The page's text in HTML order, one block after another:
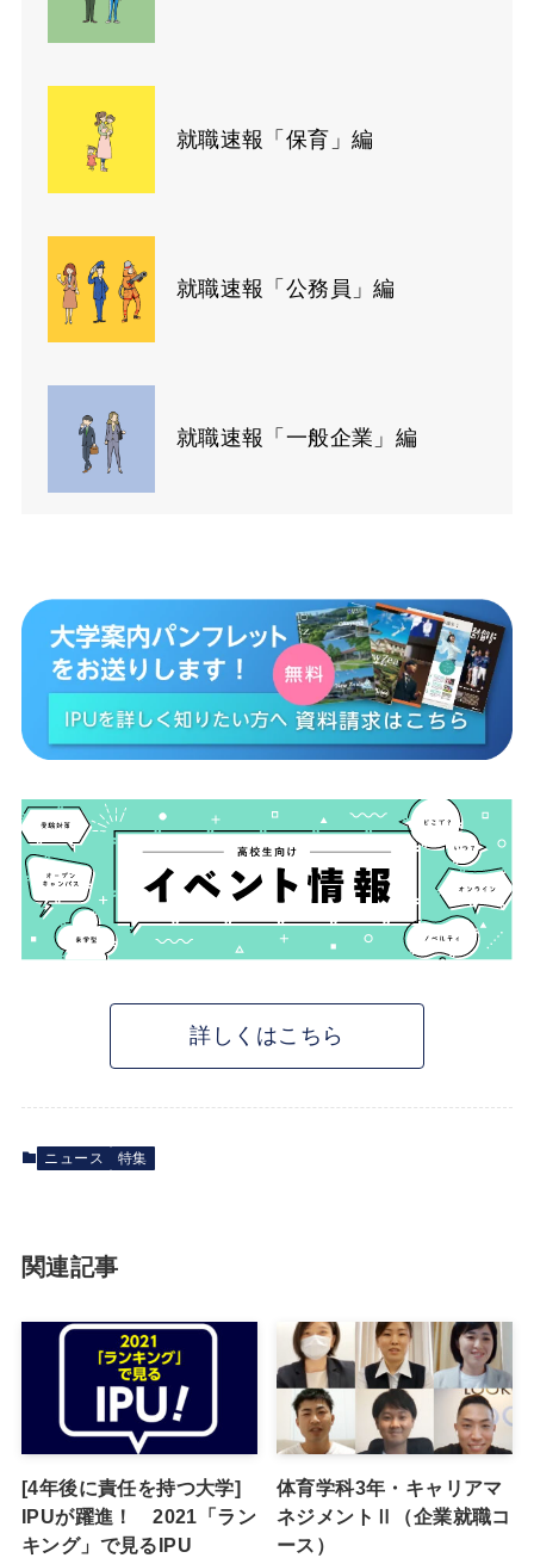
就職速報「保育」編
就職速報「公務員」編
就職速報「一般企業」編
詳しくはこちら
ニュース 特集
関連記事
[4年後に責任を持つ大学]
IPUが躍進！ 2021「ラン
キング」で見るIPU
体育学科3年・キャリアマ
ネジメントⅡ（企業就職コ
ース）